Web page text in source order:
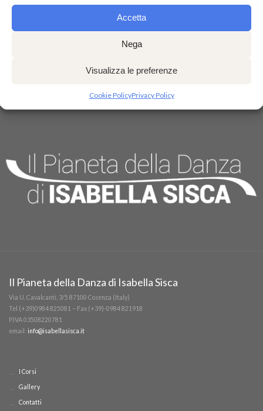
Accetta
Nega
Visualizza le preferenze
Cookie PolicyPrivacy Policy
Successo a Torino per “Sette Spose per Sette Fratelli”: applausi anche per
Mattia De Gaetano
Classi coreografiche di Hip Hop con il maestro Giuseppe Pastore
Il Pianeta della Danza di Isabella Sisca
Via U. Cavalcanti, 3/5 87100 Cosenza (Italy)
Tel (+39)0984 825081 – Fax (+39)-0984 821918
P.IVA 03508220781
email: info@isabellasisca.it
I Corsi
Gallery
Contatti